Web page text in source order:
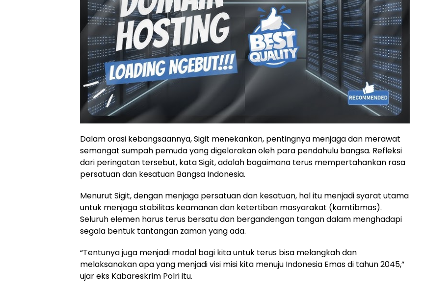
Dalam orasi kebangsaannya, Sigit menekankan, pentingnya menjaga dan merawat
semangat sumpah pemuda yang digelorakan oleh para pendahulu bangsa. Refleksi
dari peringatan tersebut, kata Sigit, adalah bagaimana terus mempertahankan rasa
persatuan dan kesatuan Bangsa Indonesia.
Menurut Sigit, dengan menjaga persatuan dan kesatuan, hal itu menjadi syarat utama
untuk menjaga stabilitas keamanan dan ketertiban masyarakat (kamtibmas).
Seluruh elemen harus terus bersatu dan bergandengan tangan dalam menghadapi
segala bentuk tantangan zaman yang ada.
“Tentunya juga menjadi modal bagi kita untuk terus bisa melangkah dan
melaksanakan apa yang menjadi visi misi kita menuju Indonesia Emas di tahun 2045,”
ujar eks Kabareskrim Polri itu.